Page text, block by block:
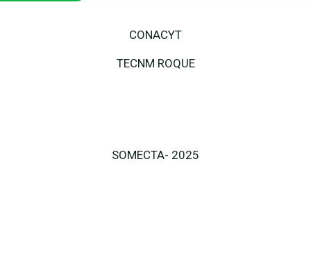
CONACYT
TECNM ROQUE
SOMECTA- 2025